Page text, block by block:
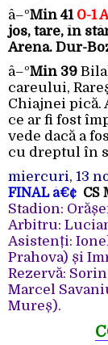
â–ºMin 41 0-1
jos, tare, în
Arena. Dur-
â–ºMin 39
careului,
Chiajnei pică.
ce ar fi fost
vede dacă a
cu dreptul în
miercuri, 13
FINAL â€¢ CS
Stadion:
Arbitru:
Asistenți:
Prahova) și
Rezervă:
Marcel
Mureș).